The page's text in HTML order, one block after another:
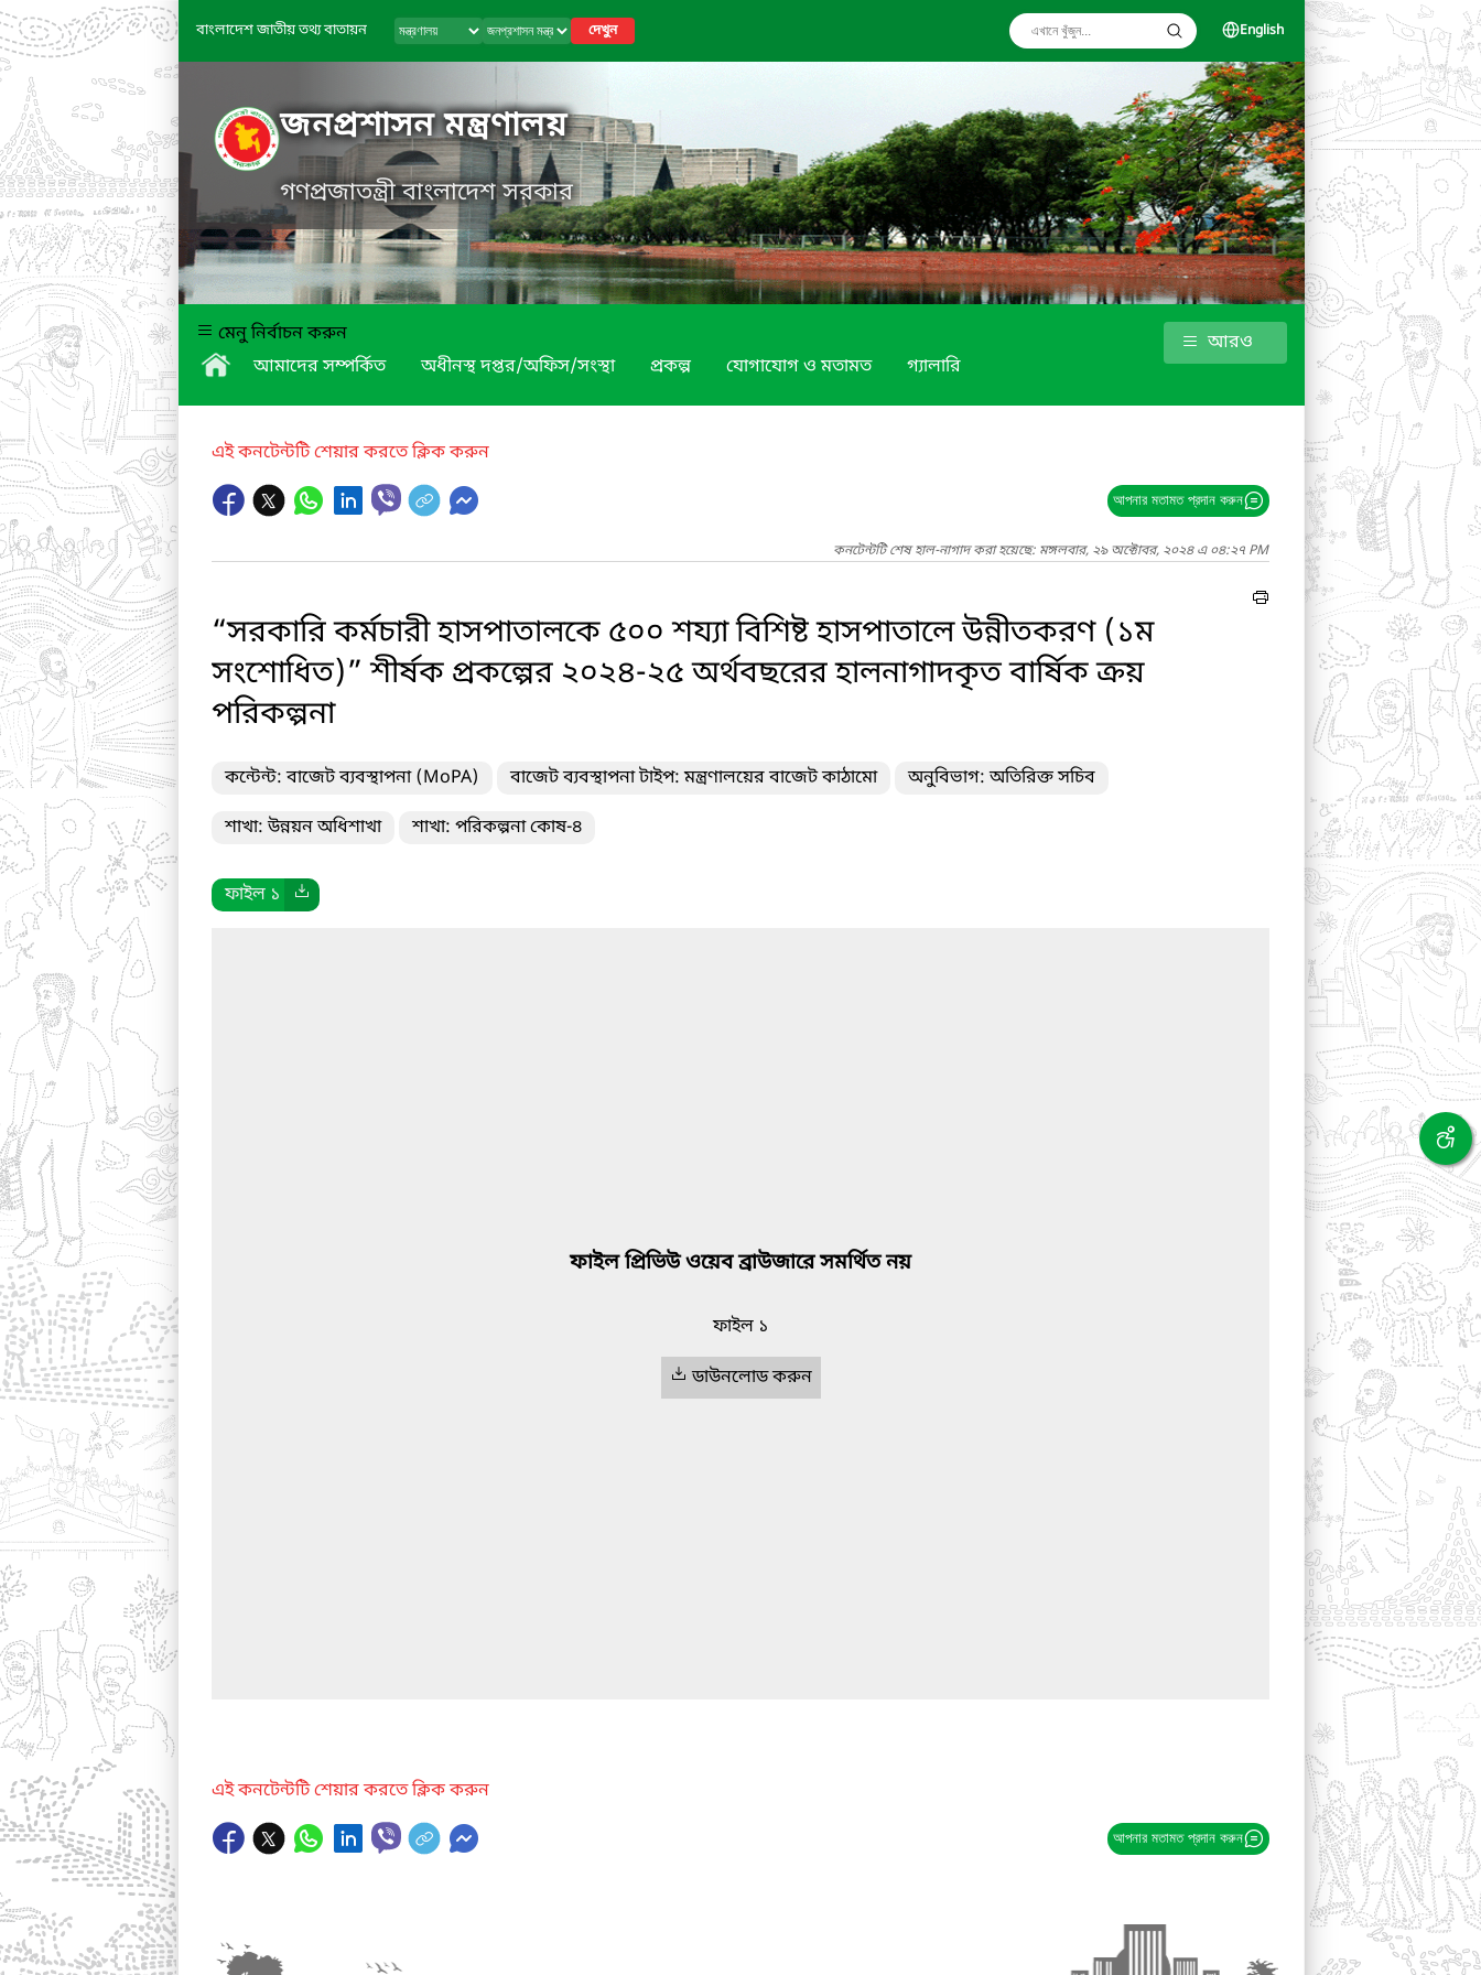
বাংলাদেশ জাতীয় তথ্য বাতায়ন দেখুন English
জনপ্রশাসন মন্ত্রণালয়
গণপ্রজাতন্ত্রী বাংলাদেশ সরকার
মেনু নির্বাচন করুন
আমাদের সম্পর্কিত
অধীনস্থ দপ্তর/অফিস/সংস্থা প্রকল্প যোগাযোগ ও মতামত গ্যালারি
আরও
এই কনটেন্টটি শেয়ার করতে ক্লিক করুন
আপনার মতামত প্রদান করুন
কনটেন্টটি শেষ হাল-নাগাদ করা হয়েছে: মঙ্গলবার, ২৯ অক্টোবর, ২০২৪ এ ০৪:২৭ PM
“সরকারি কর্মচারী হাসপাতালকে ৫০০ শয্যা বিশিষ্ট হাসপাতালে উন্নীতকরণ (১ম
সংশোধিত)” শীর্ষক প্রকল্পের ২০২৪-২৫ অর্থবছরের হালনাগাদকৃত বার্ষিক ক্রয়
পরিকল্পনা
কন্টেন্ট: বাজেট ব্যবস্থাপনা (MoPA) বাজেট ব্যবস্থাপনা টাইপ: মন্ত্রণালয়ের বাজেট কাঠামো অনুবিভাগ: অতিরিক্ত সচিব
শাখা: উন্নয়ন অধিশাখা শাখা: পরিকল্পনা কোষ-৪
ফাইল ১
ফাইল প্রিভিউ ওয়েব ব্রাউজারে সমর্থিত নয়
ফাইল ১
ডাউনলোড করুন
এই কনটেন্টটি শেয়ার করতে ক্লিক করুন
আপনার মতামত প্রদান করুন